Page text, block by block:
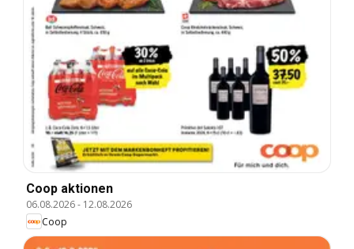
Coop aktionen
06.08.2026- 12.08.2026
Coop